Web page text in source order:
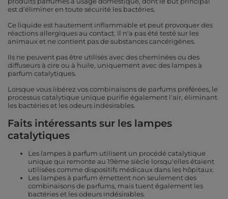
est d'éliminer en toute sécurité les bactéries.
Ce liquide est hautement inflammable et peut provoquer des
réactions allergiques au contact. Il n'a pas été testé sur les
animaux et ne contient pas de substances cancérigènes.
Ils ne peuvent pas être utilisés avec des cheminées ou des
diffuseurs à cire ou à huile, uniquement avec des lampes à
parfum catalytiques.
Lorsque vous libérez vos combinaisons de parfums préférées, le
processus catalytique unique purifie également l'air, éliminant
les bactéries et les odeurs indésirables.
Faits intéressants sur les lampes
catalytiques
Les lampes à parfum utilisent un procédé catalytique
unique qui remonte au 19ème siècle lorsqu'elles étaient
utilisées comme dispositifs médicaux dans les hôpitaux.
Les lampes à parfum émettent non seulement des
combinaisons de parfums, mais tuent également les
bactéries et les odeurs indésirables.